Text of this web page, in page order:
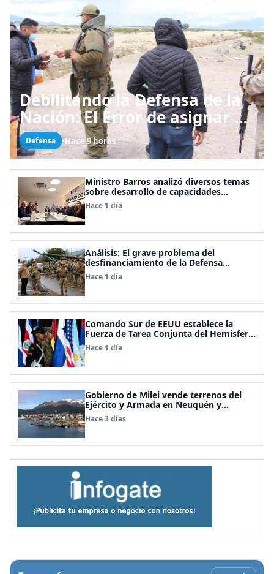
Debilitando la Defensa de la
Nación: El Error de asignar a
las FFAA labores policiales
Defensa •Hace 9 horas
Ministro Barros analizó diversos temas
sobre desarrollo de capacidades
estratégicas en sesión del Consejo de
Política Espacial
Hace 1 día
Análisis: El grave problema del
desfinanciamiento de la Defensa
Nacional
Hace 1 día
Comando Sur de EEUU establece la
Fuerza de Tarea Conjunta del Hemisferio
Occidental: Incluye a Chile
Hace 1 día
Gobierno de Milei vende terrenos del
Ejército y Armada en Neuquén y
Ushuaia
Hace 3 días